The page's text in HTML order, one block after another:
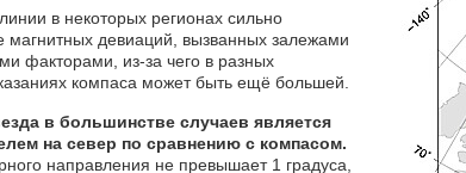
в некоторых регионах сильно
магнитных девиаций, вызванных залежами
факторами, из-за чего в разных
компаса может быть ещё большей.
в большинстве случаев является
на север по сравнению с компасом.
направления не превышает 1 градуса,